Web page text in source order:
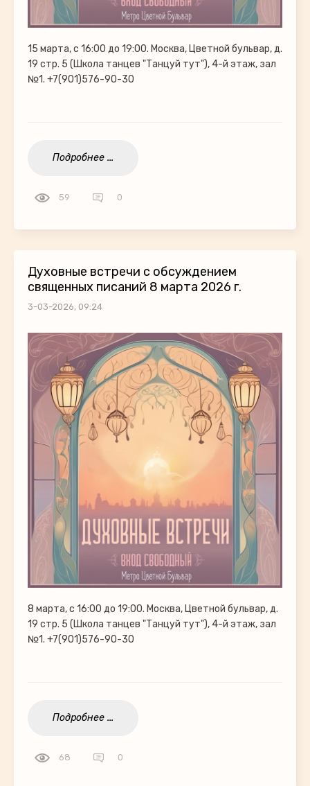
15 марта, с 16:00 до 19:00. Москва, Цветной бульвар, д.
19 стр. 5 (Школа танцев "Танцуй тут"), 4-й этаж, зал
№1. +7(901)576-90-30
Подробнее ...
59 0
Духовные встречи с обсуждением
священных писаний 8 марта 2026 г.
3-03-2026, 09:24
8 марта, с 16:00 до 19:00. Москва, Цветной бульвар, д.
19 стр. 5 (Школа танцев "Танцуй тут"), 4-й этаж, зал
№1. +7(901)576-90-30
Подробнее ...
68 0